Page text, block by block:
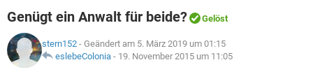
LEXIKON
Genügt ein Anwalt für beide? Gelöst
stern152 - Geändert am 5. März 2019 um 01:15
eslebeColonia - 19. November 2015 um 11:05